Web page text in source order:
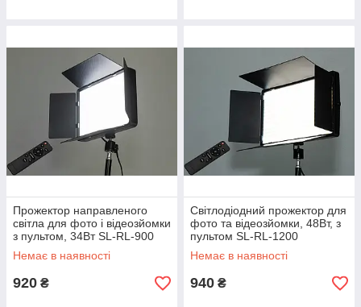
Прожектор направленого
світла для фото і відеозйомки
з пультом, 34Вт SL-RL-900
Немає в наявності
920 ₴
Світлодіодний прожектор для
фото та відеозйомки, 48Вт, з
пультом SL-RL-1200
Немає в наявності
940 ₴